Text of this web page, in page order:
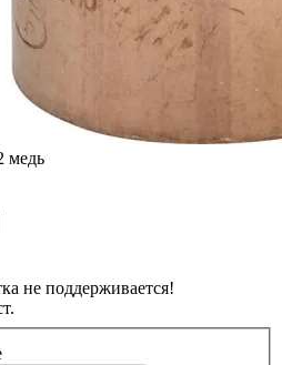
медь
не поддерживается!